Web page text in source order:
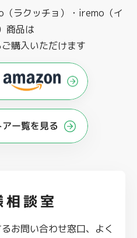
（ラクッチョ）・iremo（イ
商品は
購入いただけます
ー覧を見る
相談室
お問い合わせ窓口、よく